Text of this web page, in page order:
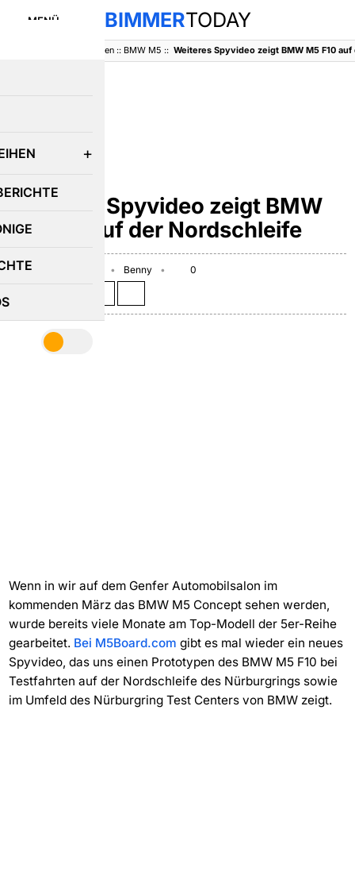
MENÜ BIMMERTODAY
Baureihen:: BMW M5 :: Weiteres Spyvideo zeigt BMW M5 F10
Weiteres Spyvideo zeigt BMW
M5 F10 auf der Nordschleife
September 24, 2010 Benny
0
Wenn in wir auf dem Genfer Automobilsalon im
kommenden März das BMW M5 Concept sehen werden,
wurde bereits viele Monate am Top-Modell der 5er-Reihe
gearbeitet. Bei M5Board.com gibt es mal wieder ein neues
Spyvideo, das uns einen Prototypen des BMW M5 F10 bei
Testfahrten auf der Nordschleife des Nürburgrings sowie
im Umfeld des Nürburgring Test Centers von BMW zeigt.